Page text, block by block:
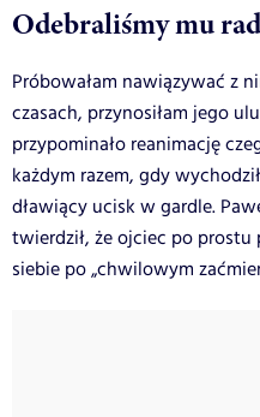
Odebraliśmy mu
Próbowałam nawiązywać z
czasach, przynosiłam jego
przypominało reanimację
każdym razem, gdy
dławiący ucisk w gardle.
twierdził, że ojciec po
siebie po „chwilowym